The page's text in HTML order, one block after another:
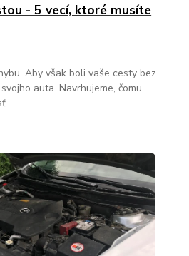
- 5 vecí, ktoré musíte
Aby však boli vaše cesty bez
auta. Navrhujeme, čomu